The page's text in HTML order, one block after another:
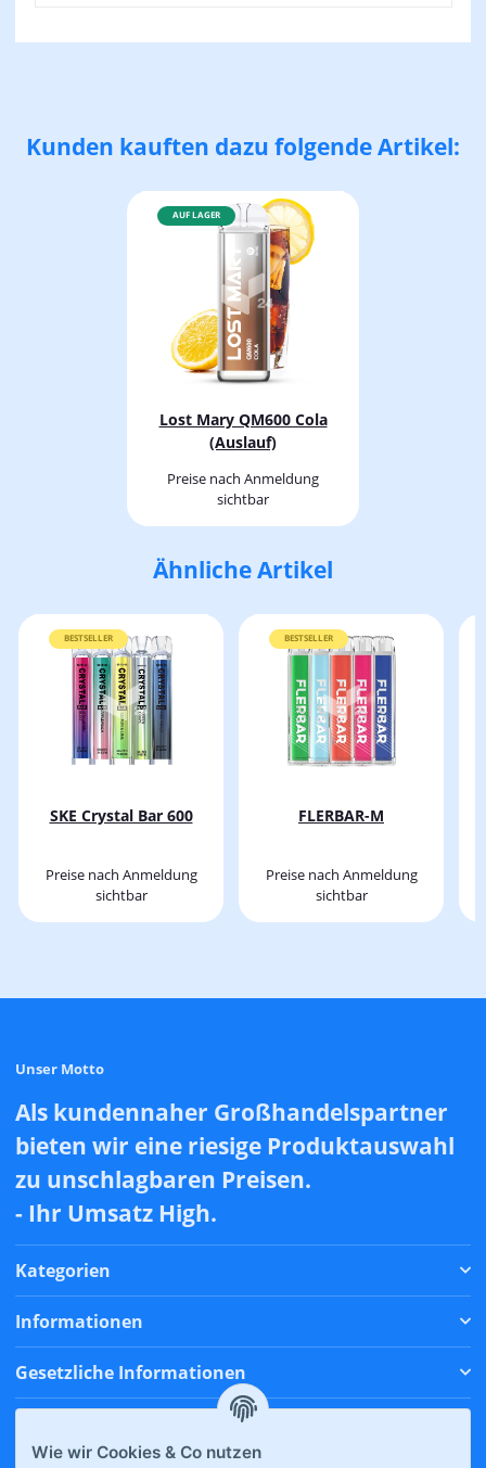
Kunden kauften dazu folgende Artikel:
AUF LAGER
Lost Mary QM600 Cola
(Auslauf)
Preise nach Anmeldung
sichtbar
Ähnliche Artikel
BESTSELLER
SKE Crystal Bar 600
Preise nach Anmeldung
sichtbar
BESTSELLER
FLERBAR-M
Preise nach Anmeldung
sichtbar
Unser Motto
Als kundennaher Großhandelspartner
bieten wir eine riesige Produktauswahl
zu unschlagbaren Preisen.
- Ihr Umsatz High.
Kategorien
Informationen
Gesetzliche Informationen
Wie wir Cookies & Co nutzen